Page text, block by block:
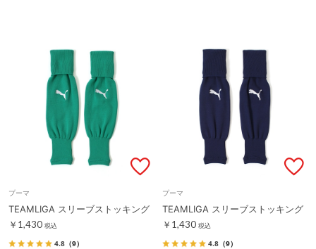
プーマ
TEAMLIGA スリーブストッキング
￥1,430 税込
4.8 （9）
プーマ
TEAMLIGA スリーブストッキング
￥1,430 税込
4.8 （9）